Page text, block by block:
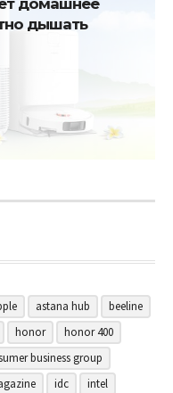
домашнее
дышать
astana hub
beeline
honor
honor 400
business group
idc
intel